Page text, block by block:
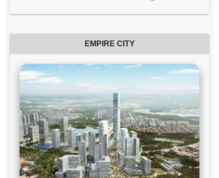
EMPIRE CITY